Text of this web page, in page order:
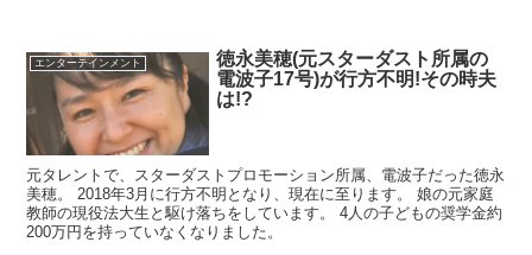
エンターテインメント
徳永美穂(元スターダスト所属の
電波子17号)が行方不明!その時夫
は!?
元タレントで、スターダストプロモーション所属、電波子だった徳永
美穂。 2018年3月に行方不明となり、現在に至ります。 娘の元家庭
教師の現役法大生と駆け落ちをしています。 4人の子どもの奨学金約
200万円を持っていなくなりました。